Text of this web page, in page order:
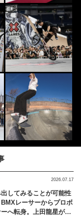
出してみることが可能性
レーサーからプロボ
へ転身。上田龍星が体
2026.07.17